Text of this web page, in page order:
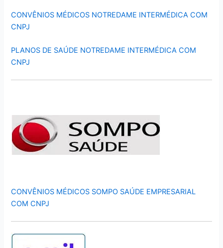
CONVÊNIOS MÉDICOS NOTREDAME INTERMÉDICA COM
CNPJ
PLANOS DE SAÚDE NOTREDAME INTERMÉDICA COM
CNPJ
CONVÊNIOS MÉDICOS SOMPO SAÚDE EMPRESARIAL
COM CNPJ